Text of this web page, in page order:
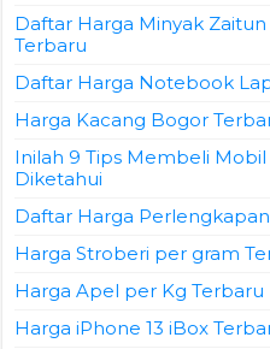
Daftar Harga Minyak
Terbaru
Daftar Harga Notebook
Harga Kacang Bogor
Inilah 9 Tips Membeli
Diketahui
Daftar Harga
Harga Stroberi per gram
Harga Apel per Kg Terbaru
Harga iPhone 13 iBox